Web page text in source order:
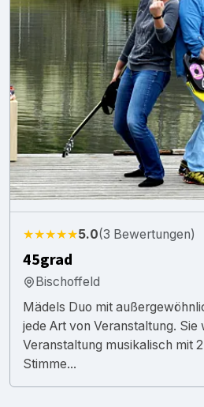
★★★★★5.0(3 Bewertungen)
45grad
Bischoffeld
Mädels Duo mit
jede Art von Veranstaltung. Sie
Veranstaltung musikalisch mit
Stimme...